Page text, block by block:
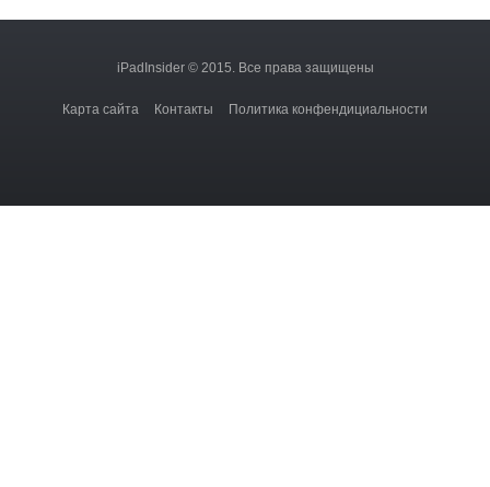
iPadInsider © 2015. Все права защищены
Карта сайта Контакты Политика конфендициальности